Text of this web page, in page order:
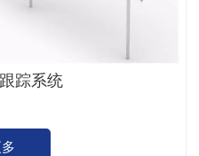
踪系统